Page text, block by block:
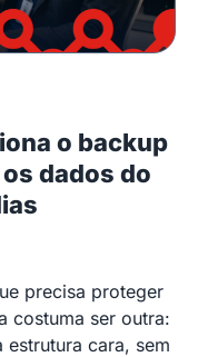
o backup
dados do
precisa proteger
costuma ser outra:
cara, sem